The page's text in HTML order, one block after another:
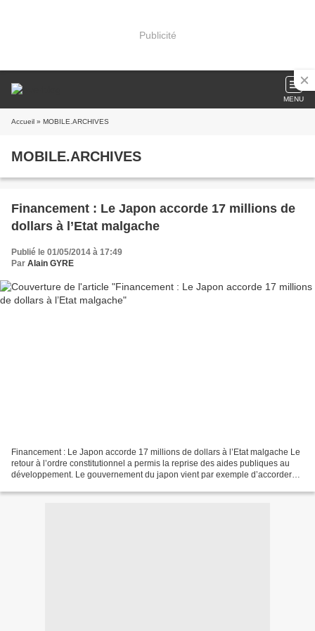
Publicité
MENU
Accueil » MOBILE.ARCHIVES
MOBILE.ARCHIVES
Financement : Le Japon accorde 17 millions de
dollars à l’Etat malgache
Publié le 01/05/2014 à 17:49
Par Alain GYRE
Financement : Le Japon accorde 17 millions de dollars à l’Etat malgache Le
retour à l’ordre constitutionnel a permis la reprise des aides publiques au
développement. Le gouvernement du japon vient par exemple d’accorder